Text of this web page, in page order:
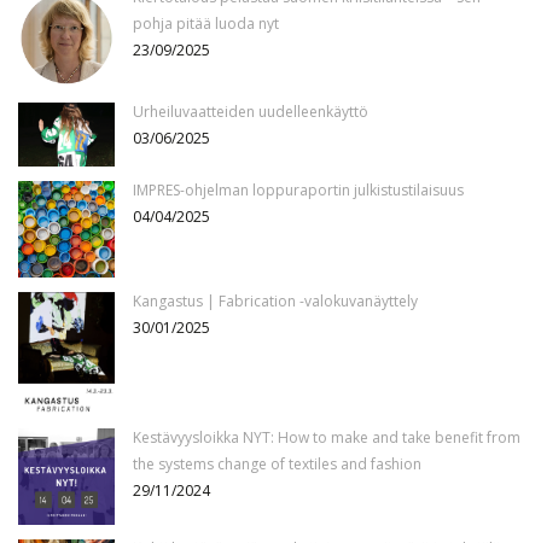
pohja pitää luoda nyt
23/09/2025
Urheiluvaatteiden uudelleenkäyttö
03/06/2025
IMPRES-ohjelman loppuraportin julkistustilaisuus
04/04/2025
Kangastus | Fabrication -valokuvanäyttely
30/01/2025
Kestävyysloikka NYT: How to make and take benefit from
the systems change of textiles and fashion
29/11/2024